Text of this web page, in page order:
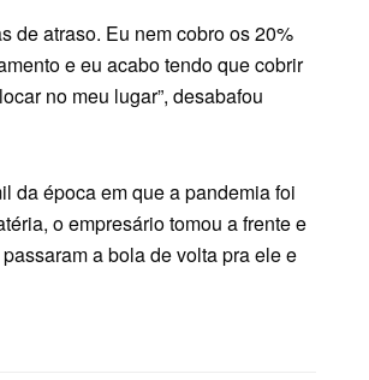
de atraso. Eu nem cobro os 20%
e eu acabo tendo que cobrir
no meu lugar”, desabafou
da época em que a pandemia foi
o empresário tomou a frente e
a bola de volta pra ele e